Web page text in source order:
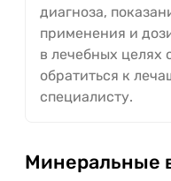
диагноза,
применения и
в лечебных целях
обратиться к
специалисту.
Минеральные